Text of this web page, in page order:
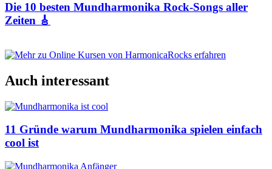
Die 10 besten Mundharmonika Rock-Songs aller
Zeiten 🎸
Auch interessant
11 Gründe warum Mundharmonika spielen einfach
cool ist